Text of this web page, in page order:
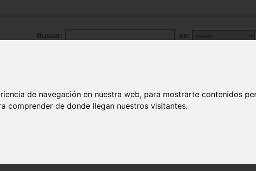
de navegación en nuestra web, para mostrarte contenidos
comprender de donde llegan nuestros visitantes.
Buscar: en: